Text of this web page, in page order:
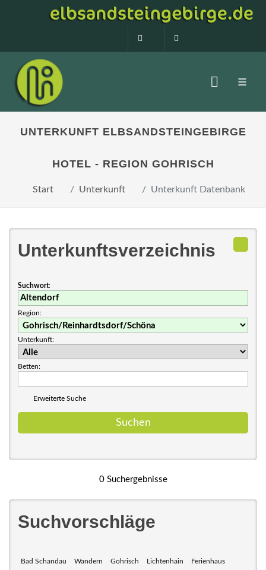
0160 99873408
UNTERKUNFT ELBSANDSTEINGEBIRGE
HOTEL - REGION GOHRISCH
Start Unterkunft Unterkunft Datenbank
Unterkunftsverzeichnis
Suchwort:
Region:
Unterkunft:
Betten:
Erweiterte Suche
0 Suchergebnisse
Suchvorschläge
Bad Schandau Wandern Gohrisch Lichtenhain Ferienhaus